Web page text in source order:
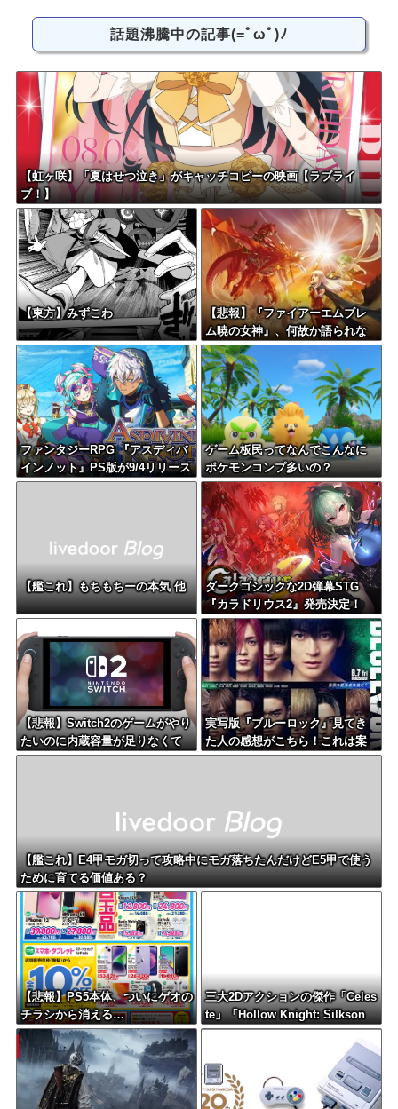
話題沸騰中の記事(=ﾟωﾟ)ﾉ
【虹ヶ咲】「夏はせつ泣き」がキャッチコピーの映画【ラブライ
ブ！】
【東方】みずこわ
【悲報】『ファイアーエムブレ
ム暁の女神』、何故か語られな
い
ファンタジーRPG 『アスディバ
インノット』PS版が9/4リリース
予定、プレオーダー開始
ゲーム板民ってなんでこんなに
ポケモンコンプ多いの？
【艦これ】もちもちーの本気 他
ダークゴシックな2D弾幕STG
『カラドリウス2』発売決定！
【悲報】Switch2のゲームがやり
たいのに内蔵容量が足りなくて
ゲームができない
実写版『ブルーロック』見てき
た人の感想がこちら！これは案
外？
【艦これ】E4甲モガ切って攻略中にモガ落ちたんだけどE5甲で使う
ために育てる価値ある？
【悲報】PS5本体、ついにゲオの
チラシから消える…
三大2Dアクションの傑作「Celes
te」「Hollow Knight: Silkson
g」あとひとつは？